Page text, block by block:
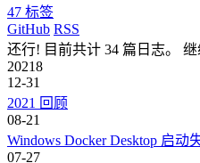
47 标签
GitHub RSS
还行! 目前共计 34 篇日志。 继
20218
12-31
2021 回顾
08-21
Windows Docker Desktop 启动
07-27